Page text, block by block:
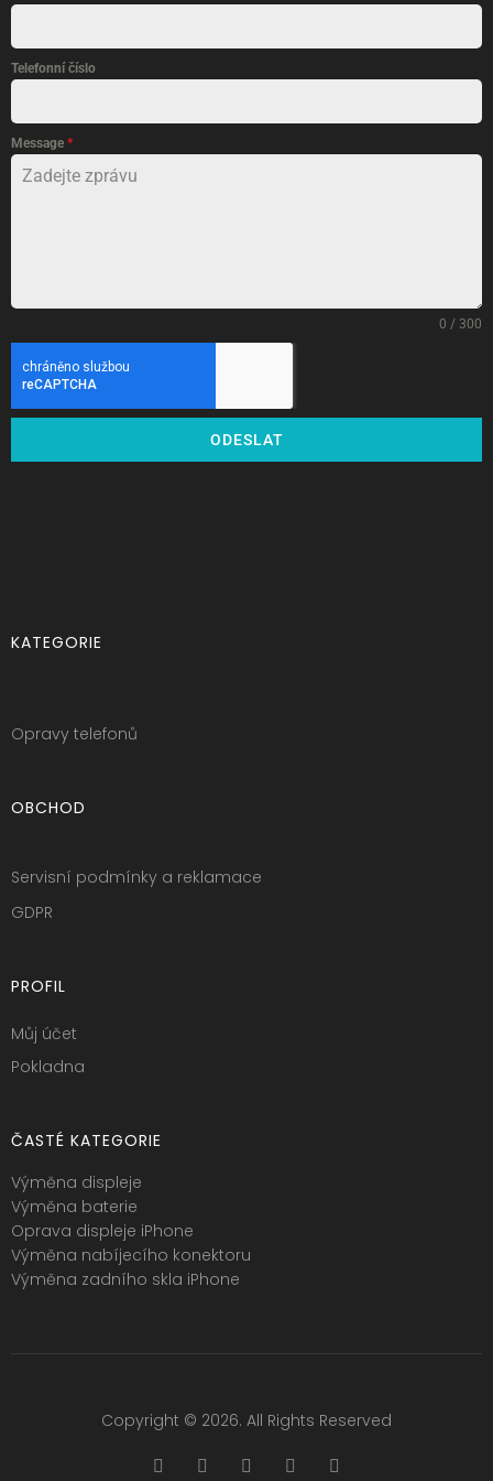
Telefonní číslo
Message *
0 / 300
ODESLAT
KATEGORIE
Opravy telefonů
OBCHOD
Servisní podmínky a reklamace
GDPR
PROFIL
Můj účet
Pokladna
ČASTÉ KATEGORIE
Výměna displeje
Výměna baterie
Oprava displeje iPhone
Výměna nabíjecího konektoru
Výměna zadního skla iPhone
Copyright © 2026. All Rights Reserved